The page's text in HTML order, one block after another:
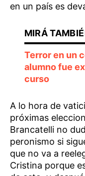
en un país es
Terror en un
alumno fue
curso
A lo hora de
próximas
Brancatelli no
peronismo si
que no va a
Cristina porque